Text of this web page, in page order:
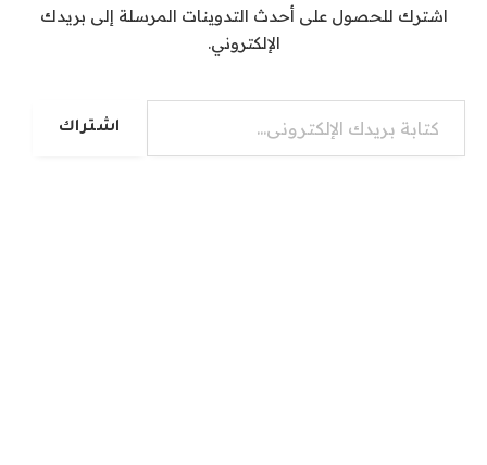
اشترك للحصول على أحدث التدوينات المرسلة إلى بريدك
الإلكتروني.
كتابة بريدك الإلكتروني...
اشتراك